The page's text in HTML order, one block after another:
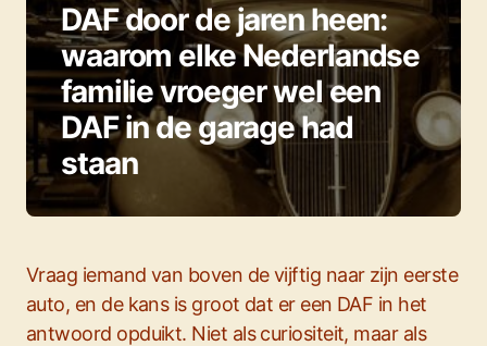
DAF door de jaren heen:
waarom elke Nederlandse
familie vroeger wel een
DAF in de garage had
staan
Vraag iemand van boven de vijftig naar zijn eerste
auto, en de kans is groot dat er een DAF in het
antwoord opduikt. Niet als curiositeit, maar als